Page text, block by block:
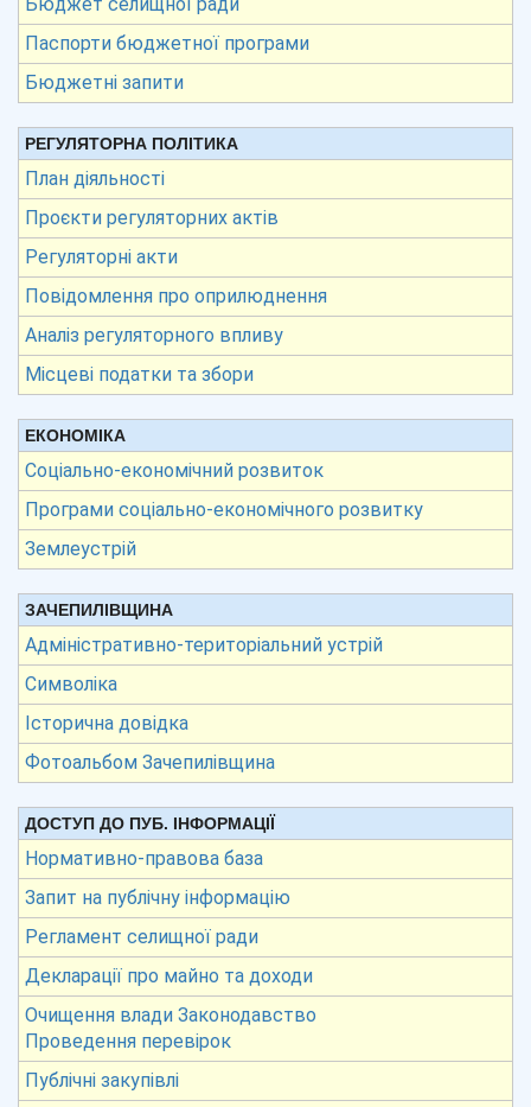
Паспорти бюджетної програми
Бюджетні запити
РЕГУЛЯТОРНА ПОЛІТИКА
План діяльності
Проєкти регуляторних актів
Регуляторні акти
Повідомлення про оприлюднення
Аналіз регуляторного впливу
Місцеві податки та збори
ЕКОНОМІКА
Соціально-економічний розвиток
Програми соціально-економічного розвитку
Землеустрій
ЗАЧЕПИЛІВЩИНА
Адміністративно-територіальний устрій
Символіка
Історична довідка
Фотоальбом Зачепилівщина
ДОСТУП ДО ПУБ. ІНФОРМАЦІЇ
Нормативно-правова база
Запит на публічну інформацію
Регламент селищної ради
Декларації про майно та доходи
Очищення влади Законодавство
Проведення перевірок
Публічні закупівлі